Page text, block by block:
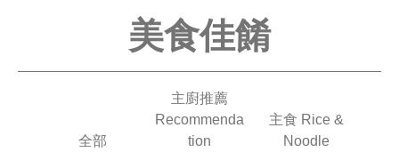
美食佳餚
全部
主廚推薦
Recommenda
tion
主食 Rice &
Noodle